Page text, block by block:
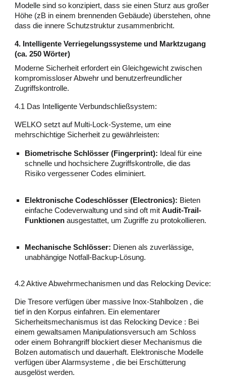
Modelle sind so konzipiert, dass sie einen Sturz aus großer
Höhe (zB in einem brennenden Gebäude) überstehen, ohne
dass die innere Schutzstruktur zusammenbricht.
4. Intelligente Verriegelungssysteme und Marktzugang
(ca. 250 Wörter)
Moderne Sicherheit erfordert ein Gleichgewicht zwischen
kompromissloser Abwehr und benutzerfreundlicher
Zugriffskontrolle.
4.1 Das Intelligente Verbundschließsystem:
WELKO setzt auf Multi-Lock-Systeme, um eine
mehrschichtige Sicherheit zu gewährleisten:
Biometrische Schlösser (Fingerprint): Ideal für eine
schnelle und hochsichere Zugriffskontrolle, die das
Risiko vergessener Codes eliminiert.
Elektronische Codeschlösser (Electronics): Bieten
einfache Codeverwaltung und sind oft mitAudit-Trail-
Funktionen ausgestattet, um Zugriffe zu protokollieren.
Mechanische Schlösser: Dienen als zuverlässige,
unabhängige Notfall-Backup-Lösung.
4.2 Aktive Abwehrmechanismen und das Relocking Device:
Die Tresore verfügen über massive Inox-Stahlbolzen , die
tief in den Korpus einfahren. Ein elementarer
Sicherheitsmechanismus ist das Relocking Device : Bei
einem gewaltsamen Manipulationsversuch am Schloss
oder einem Bohrangriff blockiert dieser Mechanismus die
Bolzen automatisch und dauerhaft. Elektronische Modelle
verfügen über Alarmsysteme , die bei Erschütterung
ausgelöst werden.